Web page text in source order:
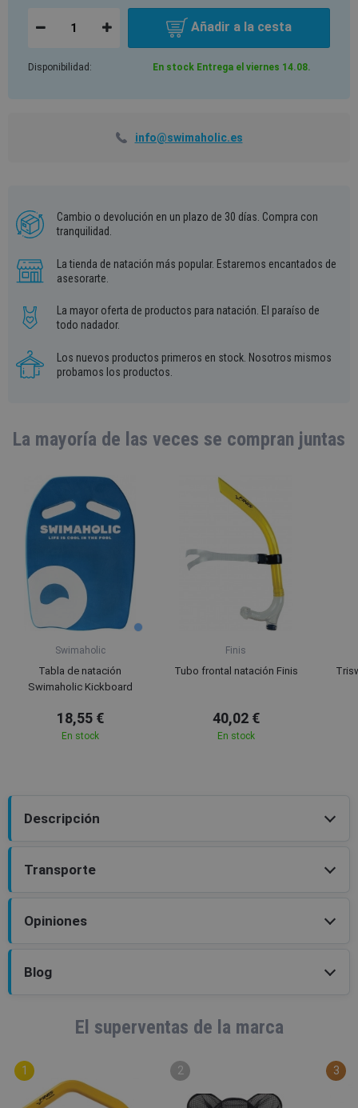
Añadir a la cesta
Disponibilidad: En stock Entrega el viernes 14.08.
info@swimaholic.es
Cambio o devolución en un plazo de 30 días. Compra con
tranquilidad.
La tienda de natación más popular. Estaremos encantados de
asesorarte.
La mayor oferta de productos para natación. El paraíso de
todo nadador.
Los nuevos productos primeros en stock. Nosotros mismos
probamos los productos.
La mayoría de las veces se compran juntas
Swimaholic
Tabla de natación
Swimaholic Kickboard
18,55 €
En stock
Finis
Tubo frontal natación Finis
40,02 €
En stock
Descripción
Transporte
Opiniones
Blog
El superventas de la marca